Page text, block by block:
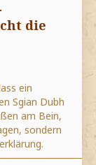
die
ein
Sgian Dubh
am Bein,
sondern